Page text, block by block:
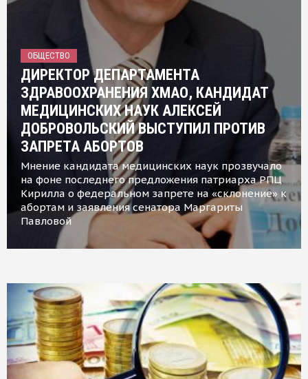
ОБЩЕСТВО
ДИРЕКТОР ДЕПАРТАМЕНТА
ЗДРАВООХРАНЕНИЯ ХМАО, КАНДИДАТ
МЕДИЦИНСКИХ НАУК АЛЕКСЕЙ
ДОБРОВОЛЬСКИЙ ВЫСТУПИЛ ПРОТИВ
ЗАПРЕТА АБОРТОВ
Мнение кандидата медицинских наук прозвучало
на фоне последнего предложения патриарха РПЦ
Кирилла о федеральном запрете на «склонение» к
абортам и заявления сенатора Маргариты
Павловой